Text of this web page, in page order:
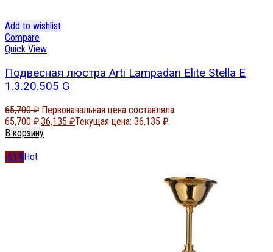
Add to wishlist
Compare
Quick View
Подвесная люстра Arti Lampadari Elite Stella E
1.3.20.505 G
65,700₽ Первоначальная цена составляла
65,700 ₽.36,135 ₽Текущая цена: 36,135 ₽.
В корзину
-61% Hot